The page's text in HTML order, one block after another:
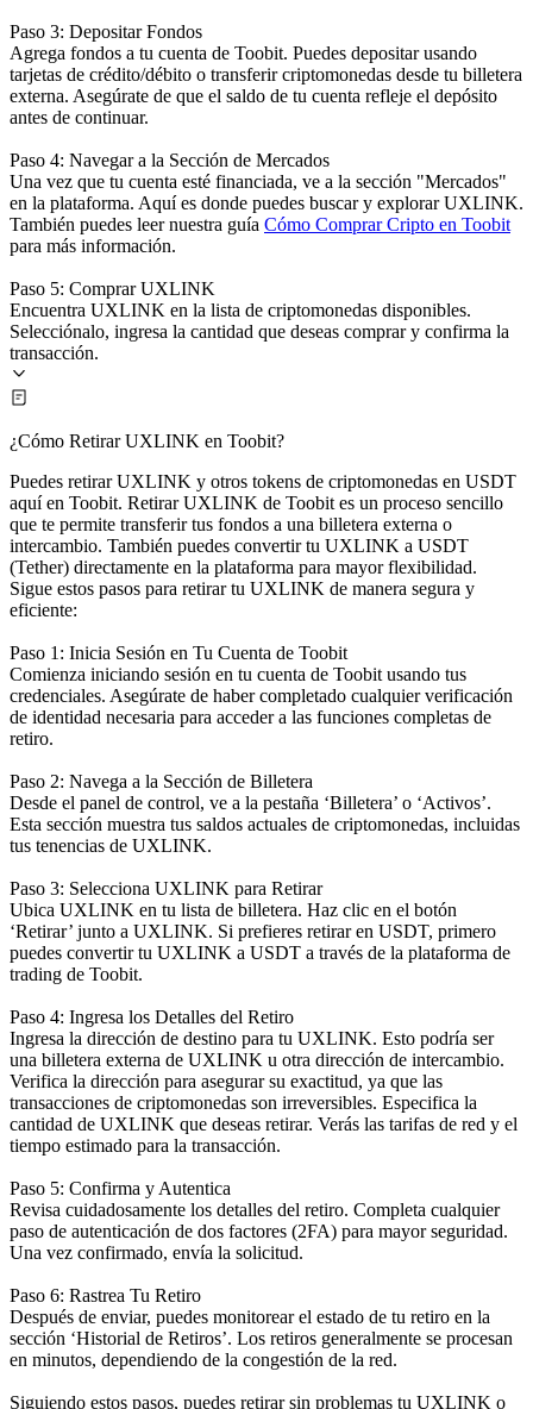
Paso 3: Depositar Fondos
Agrega fondos a tu cuenta de Toobit. Puedes depositar usando
tarjetas de crédito/débito o transferir criptomonedas desde tu billetera
externa. Asegúrate de que el saldo de tu cuenta refleje el depósito
antes de continuar.
Paso 4: Navegar a la Sección de Mercados
Una vez que tu cuenta esté financiada, ve a la sección "Mercados"
en la plataforma. Aquí es donde puedes buscar y explorar UXLINK.
También puedes leer nuestra guía Cómo Comprar Cripto en Toobit
para más información.
Paso 5: Comprar UXLINK
Encuentra UXLINK en la lista de criptomonedas disponibles.
Selecciónalo, ingresa la cantidad que deseas comprar y confirma la
transacción.
¿Cómo Retirar UXLINK en Toobit?
Puedes retirar UXLINK y otros tokens de criptomonedas en USDT
aquí en Toobit. Retirar UXLINK de Toobit es un proceso sencillo
que te permite transferir tus fondos a una billetera externa o
intercambio. También puedes convertir tu UXLINK a USDT
(Tether) directamente en la plataforma para mayor flexibilidad.
Sigue estos pasos para retirar tu UXLINK de manera segura y
eficiente:
Paso 1: Inicia Sesión en Tu Cuenta de Toobit
Comienza iniciando sesión en tu cuenta de Toobit usando tus
credenciales. Asegúrate de haber completado cualquier verificación
de identidad necesaria para acceder a las funciones completas de
retiro.
Paso 2: Navega a la Sección de Billetera
Desde el panel de control, ve a la pestaña ‘Billetera’ o ‘Activos’.
Esta sección muestra tus saldos actuales de criptomonedas, incluidas
tus tenencias de UXLINK.
Paso 3: Selecciona UXLINK para Retirar
Ubica UXLINK en tu lista de billetera. Haz clic en el botón
‘Retirar’ junto a UXLINK. Si prefieres retirar en USDT, primero
puedes convertir tu UXLINK a USDT a través de la plataforma de
trading de Toobit.
Paso 4: Ingresa los Detalles del Retiro
Ingresa la dirección de destino para tu UXLINK. Esto podría ser
una billetera externa de UXLINK u otra dirección de intercambio.
Verifica la dirección para asegurar su exactitud, ya que las
transacciones de criptomonedas son irreversibles. Especifica la
cantidad de UXLINK que deseas retirar. Verás las tarifas de red y el
tiempo estimado para la transacción.
Paso 5: Confirma y Autentica
Revisa cuidadosamente los detalles del retiro. Completa cualquier
paso de autenticación de dos factores (2FA) para mayor seguridad.
Una vez confirmado, envía la solicitud.
Paso 6: Rastrea Tu Retiro
Después de enviar, puedes monitorear el estado de tu retiro en la
sección ‘Historial de Retiros’. Los retiros generalmente se procesan
en minutos, dependiendo de la congestión de la red.
Siguiendo estos pasos, puedes retirar sin problemas tu UXLINK o